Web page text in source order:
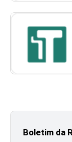
Boletim da